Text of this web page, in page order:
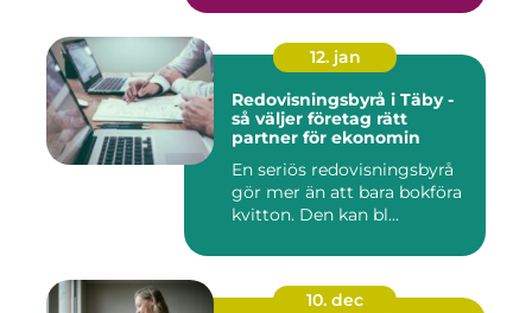
12. jan
Redovisningsbyrå i Täby -
så väljer företag rätt
partner för ekonomin
En seriös redovisningsbyrå
gör mer än att bara bokföra
kvitton. Den kan bl...
10. dec